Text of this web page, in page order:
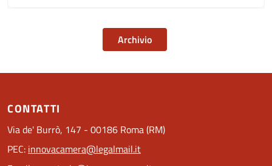
Archivio
CONTATTI
Via de' Burrò, 147 - 00186 Roma (RM)
PEC: innovacamera@legalmail.it